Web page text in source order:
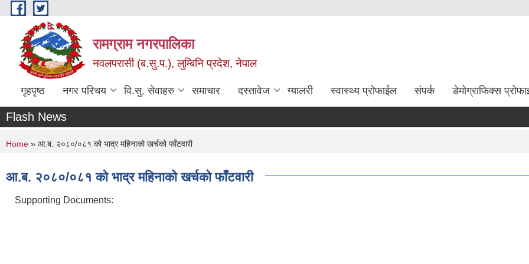
Skip to main content
रामग्राम नगरपालिका
नवलपरासी (ब.सु.प.), लुम्बिनि प्रदेश, नेपाल
गृहपृष्ठ नगर परिचय वि.सु. सेवाहरु समाचार दस्तावेज ग्यालरी स्वास्थ्य प्रोफाईल संपर्क डेमोग्राफिक्स
Flash News
You are here
Home » आ.ब. २०८०/०८१ को भाद्र महिनाको खर्चको फाँटवारी
आ.ब. २०८०/०८१ को भाद्र महिनाको खर्चको फाँटवारी
Supporting Documents: